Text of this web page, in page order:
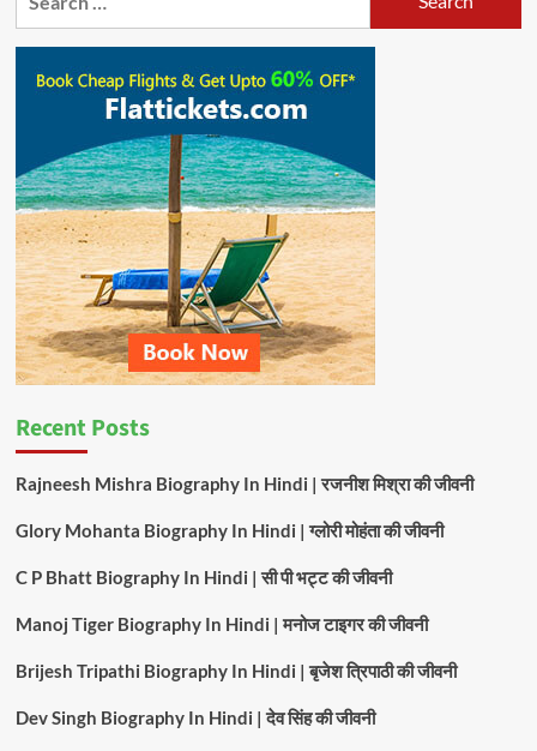
हलवाई
जैसी
परफेक्ट
बालूशाही
Recent Posts
Rajneesh Mishra Biography In Hindi | रजनीश मिश्रा की जीवनी
Glory Mohanta Biography In Hindi | ग्लोरी मोहंता की जीवनी
C P Bhatt Biography In Hindi | सी पी भट्ट की जीवनी
Manoj Tiger Biography In Hindi | मनोज टाइगर की जीवनी
Brijesh Tripathi Biography In Hindi | बृजेश त्रिपाठी की जीवनी
Dev Singh Biography In Hindi | देव सिंह की जीवनी